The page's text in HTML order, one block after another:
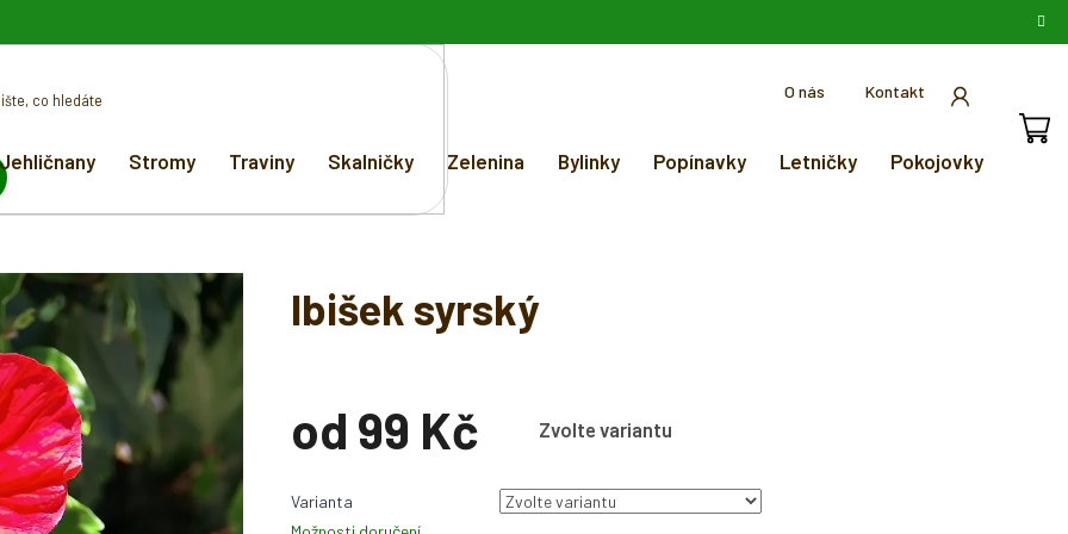
O nás
Kontakt
Jehličnany Stromy Traviny Skalničky Zelenina Bylinky Popínavky Letničky Pokojovky
Ibišek syrský
od 99 Kč Zvolte variantu
cena:
Varianta